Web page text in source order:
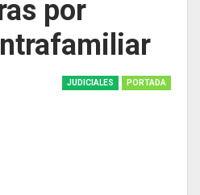
por
JUDICIALES PORTADA